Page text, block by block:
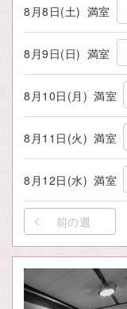
8月8日(土) 満室
8月9日(日) 満室
8月10日(月) 満室
8月11日(火) 満室
8月12日(水) 満室
前の週